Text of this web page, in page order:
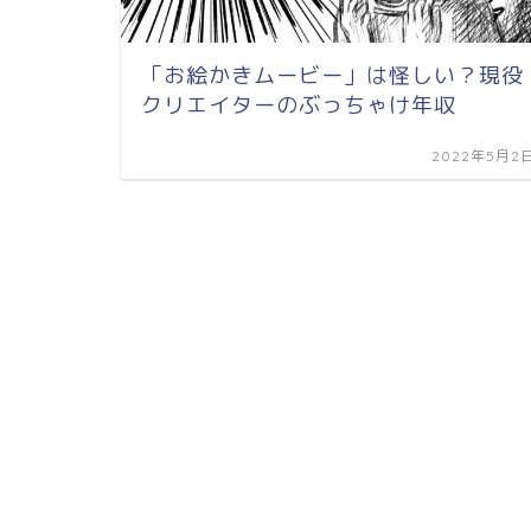
「お絵かきムービー」は怪しい？現役
クリエイターのぶっちゃけ年収
2022年5月2